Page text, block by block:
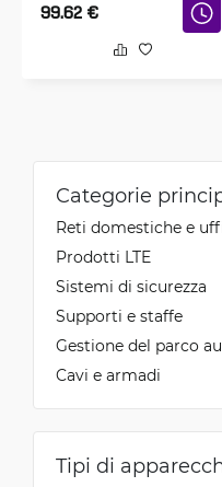
99.62 €
Categorie
Reti domestiche e
Prodotti LTE
Sistemi di sicurezza
Supporti e staffe
Gestione del parco
Cavi e armadi
Tipi di